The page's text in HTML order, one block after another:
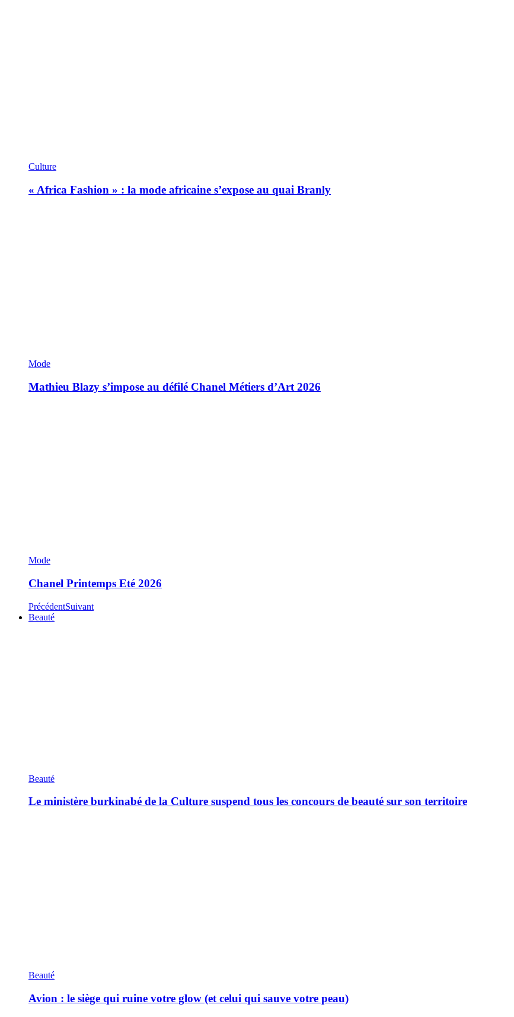
Culture
« Africa Fashion » : la mode africaine s’expose au quai Branly
Mode
Mathieu Blazy s’impose au défilé Chanel Métiers d’Art 2026
Mode
Chanel Printemps Eté 2026
PrécédentSuivant
Beauté
Beauté
Le ministère burkinabé de la Culture suspend tous les concours de beauté sur son territoire
Beauté
Avion : le siège qui ruine votre glow (et celui qui sauve votre peau)